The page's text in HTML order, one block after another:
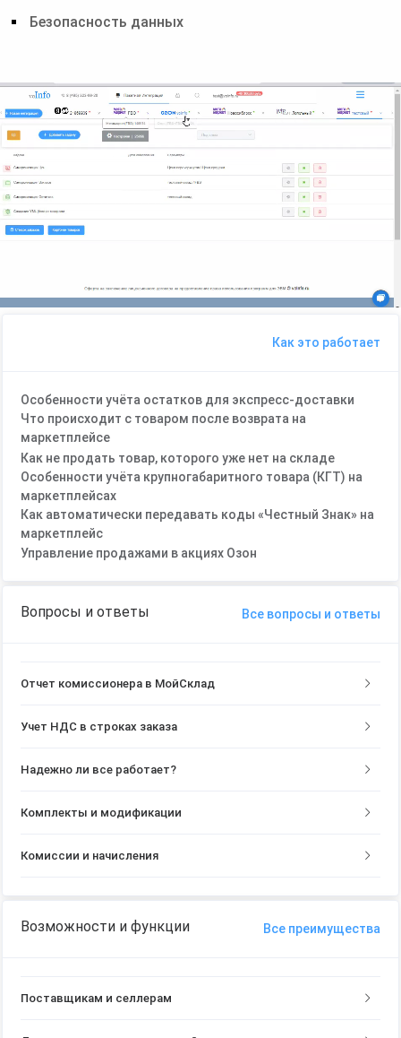
Безопасность данных
Как это работает
Особенности учёта остатков для экспресс-доставки
Что происходит с товаром после возврата на
маркетплейсе
Как не продать товар, которого уже нет на складе
Особенности учёта крупногабаритного товара (КГТ) на
маркетплейсах
Как автоматически передавать коды «Честный Знак» на
маркетплейс
Управление продажами в акциях Озон
Вопросы и ответы Все вопросы и ответы
Отчет комиссионера в МойСклад
Учет НДС в строках заказа
Надежно ли все работает?
Комплекты и модификации
Комиссии и начисления
Возможности и функции Все преимущества
Поставщикам и селлерам